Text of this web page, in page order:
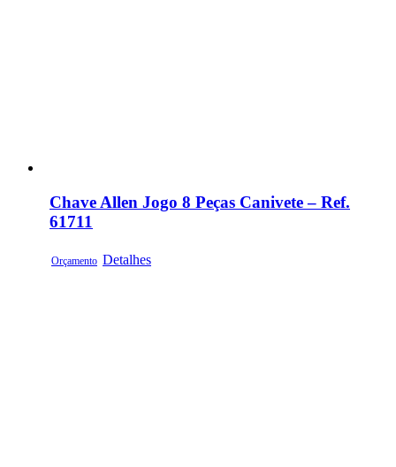
Chave Allen Jogo 8 Peças Canivete – Ref.
61711
Orçamento Detalhes